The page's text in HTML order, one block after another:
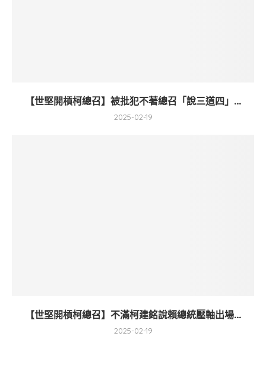
【世堅開槓柯總召】被批犯不著總召「說三道四」...
2025-02-19
【世堅開槓柯總召】不滿柯建銘說賴總統壓軸出場...
2025-02-19